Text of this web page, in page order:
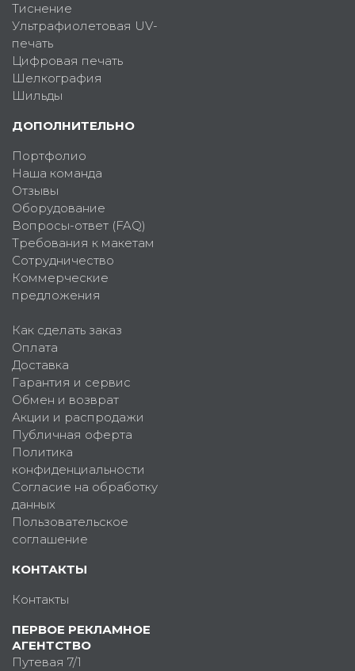
Тиснение
Ультрафиолетовая UV-
печать
Цифровая печать
Шелкография
Шильды
ДОПОЛНИТЕЛЬНО
Портфолио
Наша команда
Отзывы
Оборудование
Вопросы-ответ (FAQ)
Требования к макетам
Сотрудничество
Коммерческие
предложения
Как сделать заказ
Оплата
Доставка
Гарантия и сервис
Обмен и возврат
Акции и распродажи
Публичная оферта
Политика
конфиденциальности
Согласие на обработку
данных
Пользовательское
соглашение
КОНТАКТЫ
Контакты
ПЕРВОЕ РЕКЛАМНОЕ
АГЕНТСТВО
Путевая 7/1